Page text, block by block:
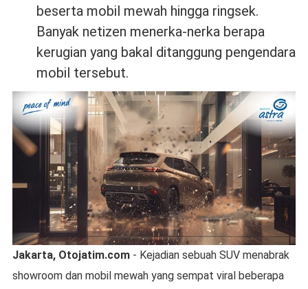
beserta mobil mewah hingga ringsek.
Banyak netizen menerka-nerka berapa
kerugian yang bakal ditanggung pengendara
mobil tersebut.
Jakarta, Otojatim.com - Kejadian sebuah SUV menabrak
showroom dan mobil mewah yang sempat viral beberapa